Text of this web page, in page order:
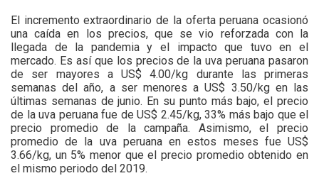
El incremento extraordinario de la oferta peruana ocasionó
una caída en los precios, que se vio reforzada con la
llegada de la pandemia y el impacto que tuvo en el
mercado. Es así que los precios de la uva peruana pasaron
de ser mayores a US$ 4.00/kg durante las primeras
semanas del año, a ser menores a US$ 3.50/kg en las
últimas semanas de junio. En su punto más bajo, el precio
de la uva peruana fue de US$ 2.45/kg, 33% más bajo que el
precio promedio de la campaña. Asimismo, el precio
promedio de la uva peruana en estos meses fue US$
3.66/kg, un 5% menor que el precio promedio obtenido en
el mismo periodo del 2019.